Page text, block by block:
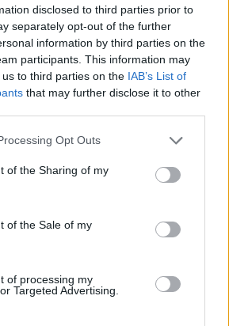
disclosed to third parties prior to
separately opt-out of the further
information by third parties on the
participants. This information may
to third parties on the IAB’s List of
that may further disclose it to other
Opt Outs
of the Sharing of my
of the Sale of my
of processing my
Targeted Advertising.
források hazahozatalával kezdi
Péter miniszterelnök Történelmi
elértünk - mondta Magyar
Hazánk számára minden
politikai megállapodás született.
mintegy 6000 milliárd forintos
elérhetővé Magyarország...
előfizetéses
tartalmazza:
cikkarchívum